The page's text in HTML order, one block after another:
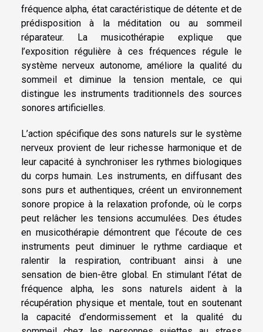
fréquence alpha, état caractéristique de détente et de
prédisposition à la méditation ou au sommeil
réparateur. La musicothérapie explique que
l’exposition régulière à ces fréquences régule le
système nerveux autonome, améliore la qualité du
sommeil et diminue la tension mentale, ce qui
distingue les instruments traditionnels des sources
sonores artificielles.
L’action spécifique des sons naturels sur le système
nerveux provient de leur richesse harmonique et de
leur capacité à synchroniser les rythmes biologiques
du corps humain. Les instruments, en diffusant des
sons purs et authentiques, créent un environnement
sonore propice à la relaxation profonde, où le corps
peut relâcher les tensions accumulées. Des études
en musicothérapie démontrent que l’écoute de ces
instruments peut diminuer le rythme cardiaque et
ralentir la respiration, contribuant ainsi à une
sensation de bien-être global. En stimulant l’état de
fréquence alpha, les sons naturels aident à la
récupération physique et mentale, tout en soutenant
la capacité d’endormissement et la qualité du